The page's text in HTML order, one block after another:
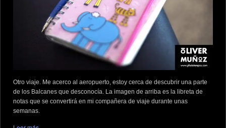
Otro viaje. Me acerco al aeropuerto, estoy cerca de descubrir una parte
de los Balcanes que desconocía. La imagen de arriba es la libreta de
notas que se convertirá en mi compañera de viaje durante unas
semanas.